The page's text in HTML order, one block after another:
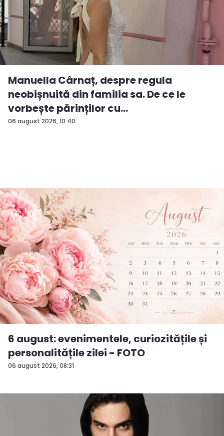
06 august 2026, 10:40
Manuella Cârnaț, despre regula
neobișnuită din familia sa. De ce le
vorbește părinților cu
„dumneavoastră...
06 august 2026, 08:31
6 august: evenimentele, curiozitățile și
personalitățile zilei - FOTO